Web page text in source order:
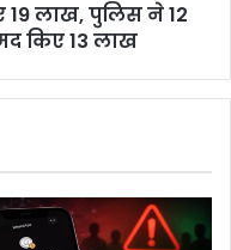
लाख, पुलिस ने 12
किए 13 लाख